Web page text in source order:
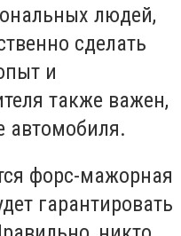
людей,
сделать
и
также важен,
автомобиля.
форс-мажорная
гарантировать